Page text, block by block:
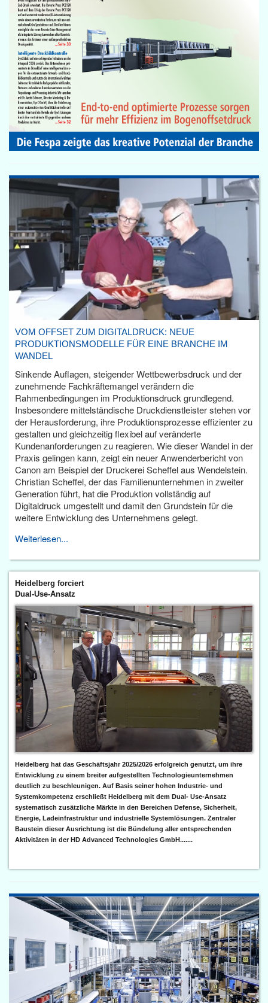
VOM OFFSET ZUM DIGITALDRUCK: NEUE
PRODUKTIONSMODELLE FÜR EINE BRANCHE IM
WANDEL
Sinkende Auflagen, steigender Wettbewerbsdruck und der
zunehmende Fachkräftemangel verändern die
Rahmenbedingungen im Produktionsdruck grundlegend.
Insbesondere mittelständische Druckdienstleister stehen vor
der Herausforderung, ihre Produktionsprozesse effizienter zu
gestalten und gleichzeitig flexibel auf veränderte
Kundenanforderungen zu reagieren. Wie dieser Wandel in der
Praxis gelingen kann, zeigt ein neuer Anwenderbericht von
Canon am Beispiel der Druckerei Scheffel aus Wendelstein.
Christian Scheffel, der das Familienunternehmen in zweiter
Generation führt, hat die Produktion vollständig auf
Digitaldruck umgestellt und damit den Grundstein für die
weitere Entwicklung des Unternehmens gelegt.
Weiterlesen...
Heidelberg forciert
Dual-Use-Ansatz
Heidelberg hat das Geschäftsjahr 2025/2026 erfolgreich genutzt, um ihre
Entwicklung zu einem breiter aufgestellten Technologieunternehmen
deutlich zu beschleunigen. Auf Basis seiner hohen Industrie- und
Systemkompetenz erschließt Heidelberg mit dem Dual- Use-Ansatz
systematisch zusätzliche Märkte in den Bereichen Defense, Sicherheit,
Energie, Ladeinfrastruktur und industrielle Systemlösungen. Zentraler
Baustein dieser Ausrichtung ist die Bündelung aller entsprechenden
Aktivitäten in der HD Advanced Technologies GmbH.......